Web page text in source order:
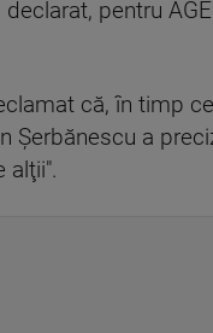
pentru
că, în timp
Şerbănescu a
alţii".